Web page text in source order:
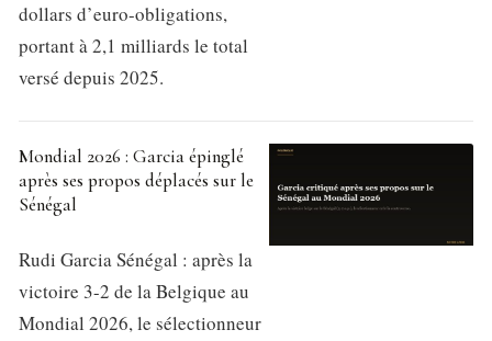
dollars d’euro-obligations,
portant à 2,1 milliards le total
versé depuis 2025.
Mondial 2026 : Garcia épinglé
après ses propos déplacés sur le
Sénégal
Rudi Garcia Sénégal : après la
victoire 3-2 de la Belgique au
Mondial 2026, le sélectionneur